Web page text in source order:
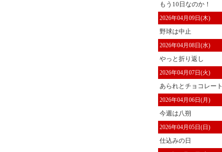
もう10日なのか！
2026年04月09日(木)
野球は中止
2026年04月08日(水)
やっと折り返し
2026年04月07日(火)
あられとチョコレート
2026年04月06日(月)
今週は八朔
2026年04月05日(日)
仕込みの日